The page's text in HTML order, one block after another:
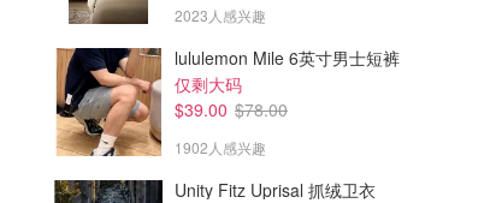
$45.00
adidas 男款意大利世界杯三条杠T恤
5折！成人款码全 今年世界杯狠狠买意大利
Footlocker
$40.00
adidas 世界杯 德国主场印花T
恤
Adidas
2023人感兴趣
lululemon Mile 6英寸男士短裤
仅剩大码
$39.00 $78.00
1902人感兴趣
Unity Fitz Uprisal 抓绒卫衣